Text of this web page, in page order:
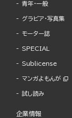
青年・一般
グラビア・写真集
モーター誌
SPECIAL
Sublicense
マンガよもんが
試し読み
企業情報